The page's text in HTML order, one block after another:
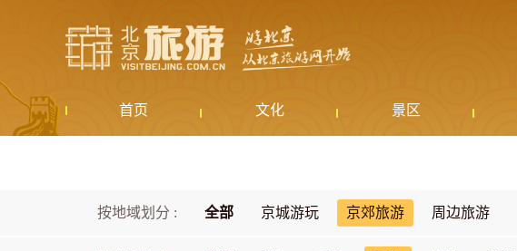
首页 文化 景区
按地域划分 : 全部 京城游玩 京郊旅游 周边旅游